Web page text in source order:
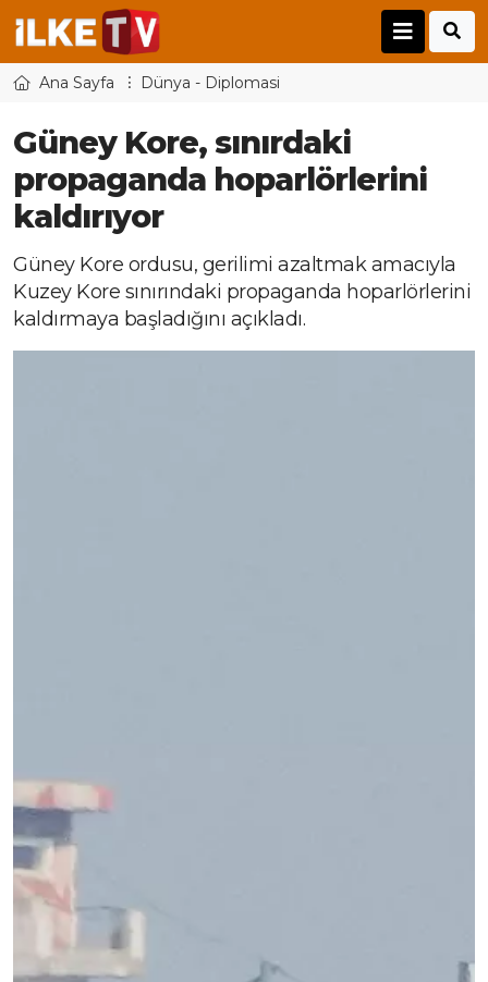
Ana Sayfa Dünya - Diplomasi
Güney Kore, sınırdaki
propaganda hoparlörlerini
kaldırıyor
Güney Kore ordusu, gerilimi azaltmak amacıyla
Kuzey Kore sınırındaki propaganda hoparlörlerini
kaldırmaya başladığını açıkladı.